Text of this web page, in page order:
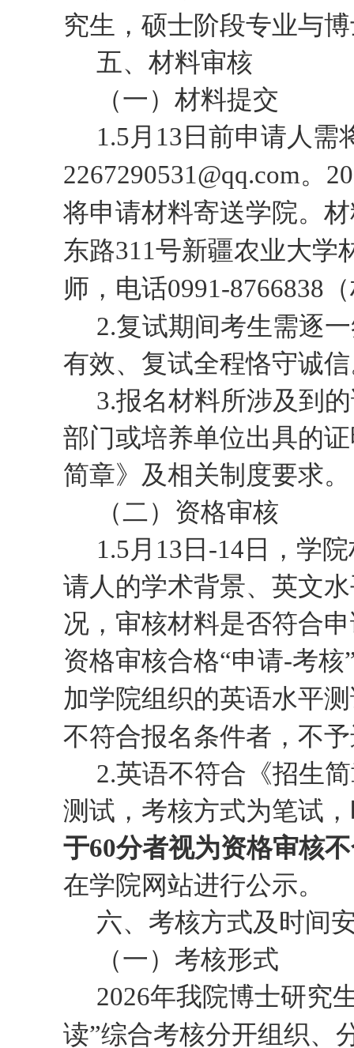
究生，硕士阶段专业与
五、材料审核
（一）材料提交
1.5月 13 日 前申请人需
2267290531@qq.com。
将申请材料寄送学院。
东路311号新疆农业大学
师，电话0991-8766838
2.复试期间考生需逐
有效、复试全程恪守诚
3.报名材料所涉及到
部门或培养单位出具的
简章》及相关制度要求。
（二）资格审核
1.5月 13 日 -14日
，学
请人的学术背景、英文
况，审核材料是否符合
资格审核合格“申请-考核
加学院组织的英语水平
不符合报名条件者，不
2.英语不符合《招生
测试， 考核方式为笔试
于60分者视为资格审核
在学院网站进行公示。
六、考核方式及时间
（一）考核形式
2026年我院博士研究
读”综合考核分开组织、